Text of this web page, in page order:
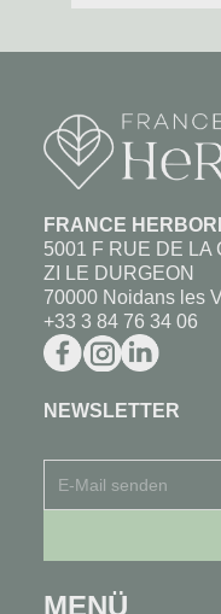
FRANCE
5001 F RUE DE LA
ZI LE DURGEON
70000 Noidans les
+33 3 84 76 34 06
NEWSLETTER
MENÜ